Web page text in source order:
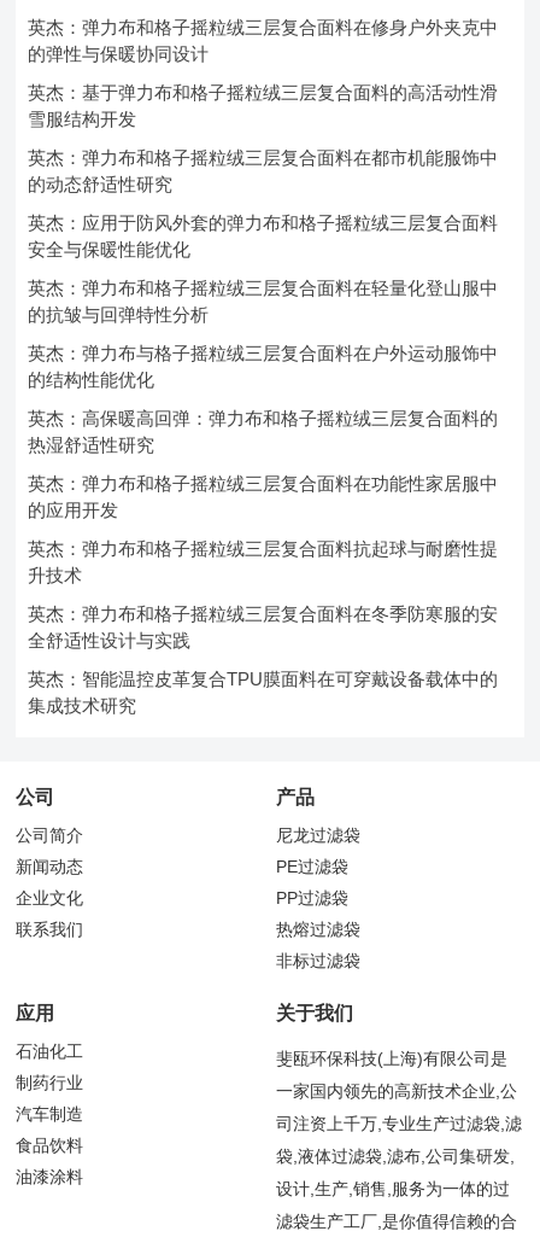
英杰：弹力布和格子摇粒绒三层复合面料在修身户外夹克中
的弹性与保暖协同设计
英杰：基于弹力布和格子摇粒绒三层复合面料的高活动性滑
雪服结构开发
英杰：弹力布和格子摇粒绒三层复合面料在都市机能服饰中
的动态舒适性研究
英杰：应用于防风外套的弹力布和格子摇粒绒三层复合面料
安全与保暖性能优化
英杰：弹力布和格子摇粒绒三层复合面料在轻量化登山服中
的抗皱与回弹特性分析
英杰：弹力布与格子摇粒绒三层复合面料在户外运动服饰中
的结构性能优化
英杰：高保暖高回弹：弹力布和格子摇粒绒三层复合面料的
热湿舒适性研究
英杰：弹力布和格子摇粒绒三层复合面料在功能性家居服中
的应用开发
英杰：弹力布和格子摇粒绒三层复合面料抗起球与耐磨性提
升技术
英杰：弹力布和格子摇粒绒三层复合面料在冬季防寒服的安
全舒适性设计与实践
英杰：智能温控皮革复合TPU膜面料在可穿戴设备载体中的
集成技术研究
公司
公司简介
新闻动态
企业文化
联系我们
产品
尼龙过滤袋
PE过滤袋
PP过滤袋
热熔过滤袋
非标过滤袋
应用
石油化工
制药行业
汽车制造
食品饮料
油漆涂料
关于我们
斐瓯环保科技(上海)有限公司是
一家国内领先的高新技术企业,公
司注资上千万,专业生产过滤袋,滤
袋,液体过滤袋,滤布,公司集研发,
设计,生产,销售,服务为一体的过
滤袋生产工厂,是你值得信赖的合